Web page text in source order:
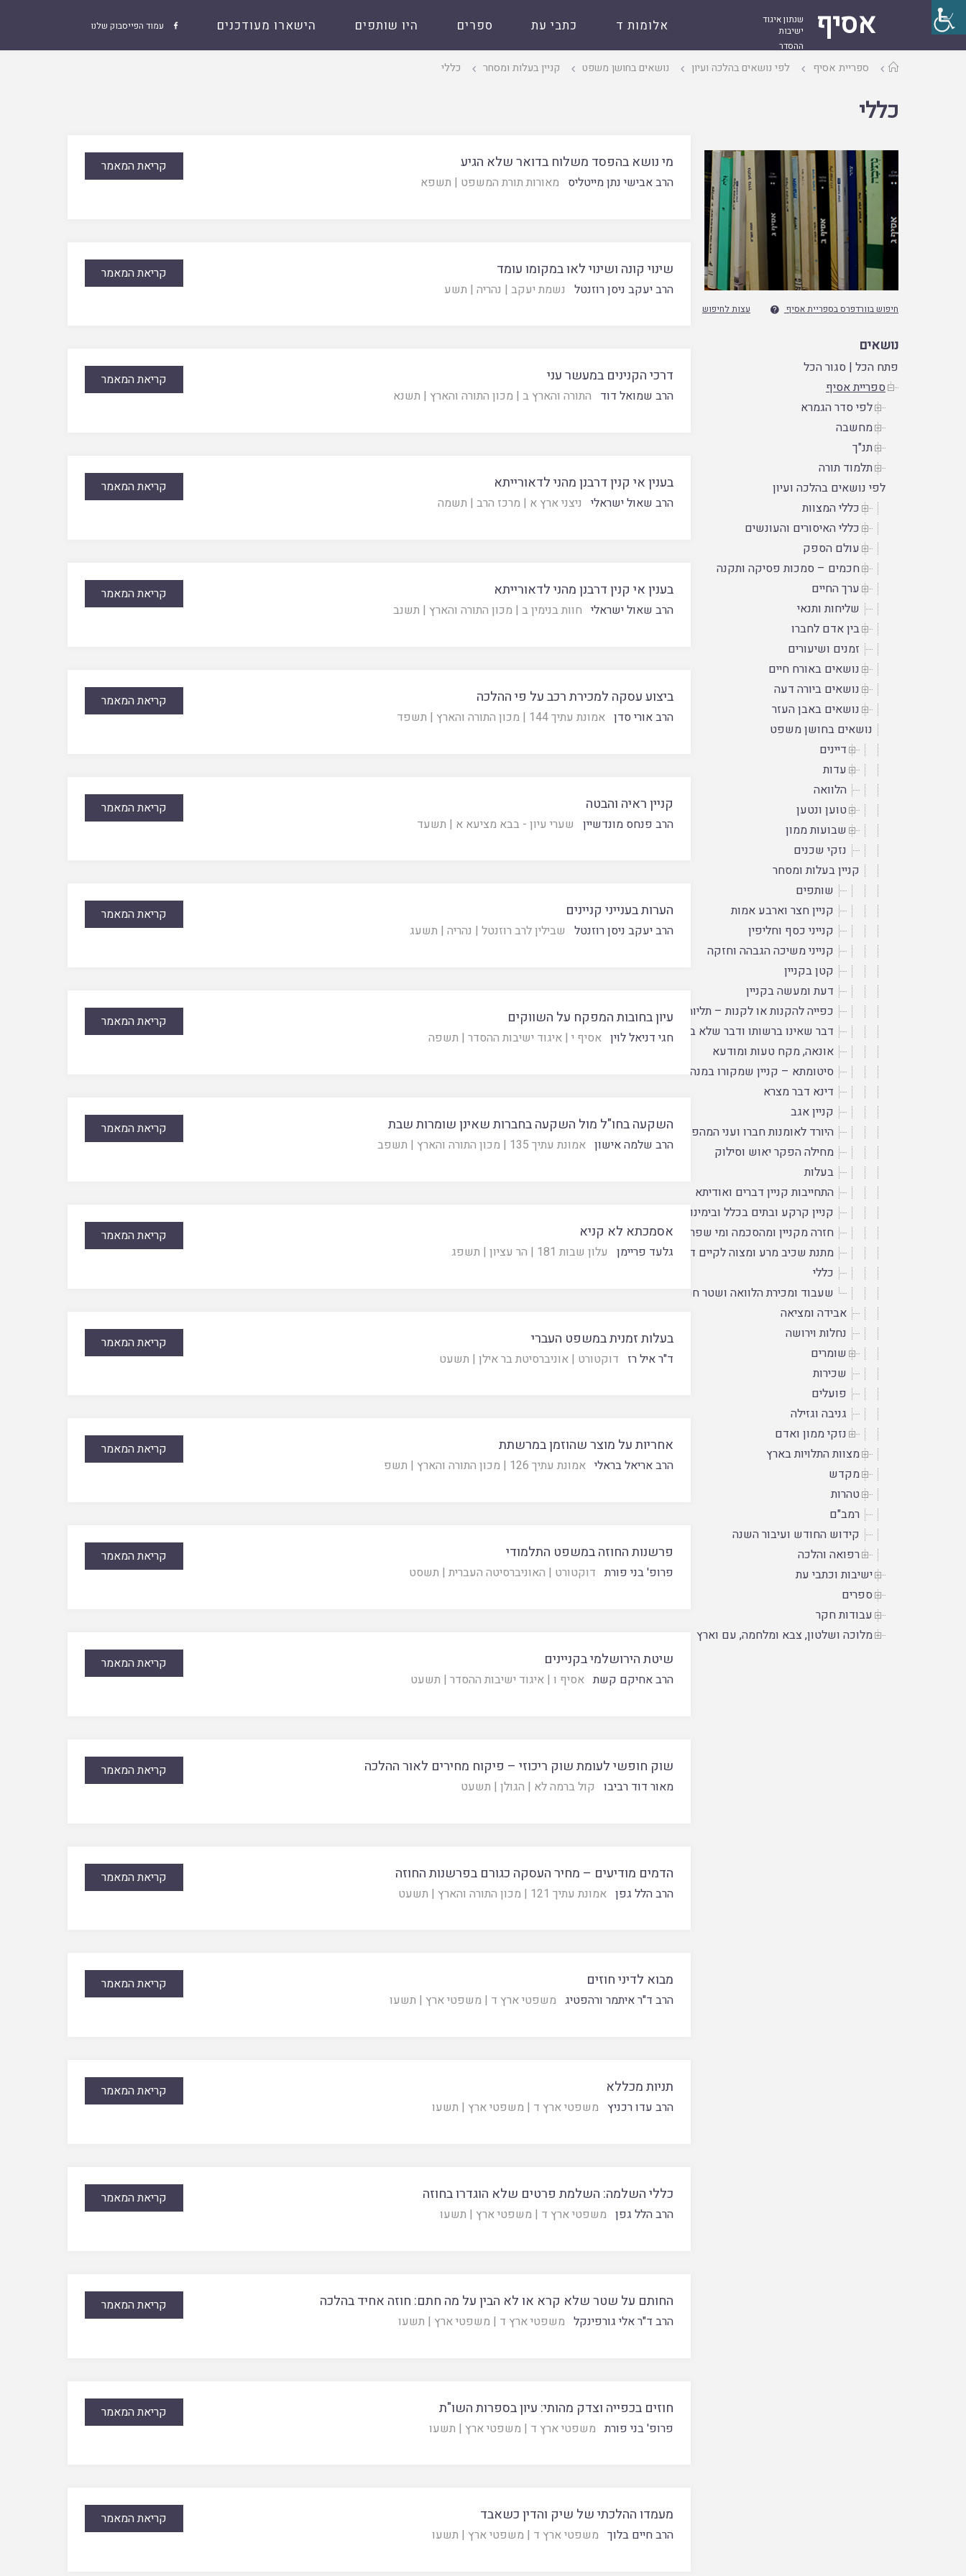
אסיף
שנתון איגוד
ישיבות
ההסדר
 עמוד הפייסבוק שלנו אלומות ד כתבי עת ספרים היו שותפים הישארו מעודכנים
עמודספריית אסיף לפי נושאים בהלכה ועיון נושאים בחושן משפט קניין בעלות ומסחר כללי
כללי
חיפוש בוורדפרס בספריית אסיף  עצות לחיפוש
נושאים
פתח הכל |סגור הכל
ספריית אסיף
לפי סדר הגמרא
מחשבה
תנ"ך
תלמוד תורה
לפי נושאים בהלכה ועיון
כללי המצוות
כללי האיסורים והעונשים
עולם הספק
חכמים – סמכות פסיקה ותקנה
ערך החיים
שליחות ותנאי
בין אדם לחברו
זמנים ושיעורים
נושאים באורח חיים
נושאים ביורה דעה
נושאים באבן העזר
נושאים בחושן משפט
דיינים
עדות
הלוואה
טוען ונטען
שבועות ממון
נזקי שכנים
קניין בעלות ומסחר
שותפים
קניין חצר וארבע אמות
קנייני כסף וחליפין
קנייני משיכה הגבהה וחזקה
קטן בקניין
דעת ומעשה בקניין
כפייה להקנות או לקנות – תליוהו וזבין
דבר שאינו ברשותו ודבר שלא בא לעולם
אונאה, מקח טעות ומודעא
סיטומתא – קניין שמקורו במנהג הסוחרים
דינא דבר מצרא
קניין אגב
היורד לאומנות חברו ועני המהפך בחררה
מחילה הפקר יאוש וסילוק
בעלות
התחייבות קניין דברים ואודיתא
קניין קרקע ובתים בכלל ובימינו
חזרה מקניין ומהסכמה ומי שפרע
מתנת שכיב מרע ומצוה לקיים דברי המת
כללי
שעבוד ומכירת הלוואה ושטר חוב
אבידה ומציאה
נחלות וירושה
שומרים
שכירות
פועלים
גניבה וגזילה
נזקי ממון ואדם
מצוות התלויות בארץ
מקדש
טהרות
רמב"ם
קידוש החודש ועיבור השנה
רפואה והלכה
ישיבות וכתבי עת
ספרים
עבודות חקר
מלוכה ושלטון, צבא ומלחמה, עם וארץ
מי נושא בהפסד משלוח בדואר שלא הגיע
הרב אבישי נתן מייטליס מאורות תורת המשפט | תשפא
קריאת המאמר
שינוי קונה ושינוי לאו במקומו עומד
הרב יעקב ניסן רוזנטל נשמת יעקב | נהריה | תשע
קריאת המאמר
דרכי הקנינים במעשר עני
הרב שמואל דוד התורה והארץ ב | מכון התורה והארץ | תשנא
קריאת המאמר
בענין אי קנין דרבנן מהני לדאורייתא
הרב שאול ישראלי ניצני ארץ א | מרכז הרב | תשמה
קריאת המאמר
בענין אי קנין דרבנן מהני לדאורייתא
הרב שאול ישראלי חוות בנימין ב | מכון התורה והארץ | תשנב
קריאת המאמר
ביצוע עסקה למכירת רכב על פי ההלכה
הרב אורי סדן אמונת עתיך 144 | מכון התורה והארץ | תשפד
קריאת המאמר
קניין ראיה והבטה
הרב פנחס מונדשיין שערי עיון - בבא מציעא א | תשעד
קריאת המאמר
הערות בענייני קניינים
הרב יעקב ניסן רוזנטל שבילין לרב רוזנטל | נהריה | תשעג
קריאת המאמר
עיון בחובות המפקח על השווקים
חגי דניאל לוין אסיף י |איגוד ישיבות ההסדר | תשפה
קריאת המאמר
השקעה בחו"ל מול השקעה בחברות שאינן שומרות שבת
הרב שלמה אישון אמונת עתיך 135 | מכון התורה והארץ | תשפב
קריאת המאמר
אסמכתא לא קניא
גלעד פריימן עלון שבות 181 | הר עציון | תשפג
קריאת המאמר
בעלות זמנית במשפט העברי
ד"ר איל רז דוקטורט |אוניברסיטת בר אילן | תשעט
קריאת המאמר
אחריות על מוצר שהוזמן במרשתת
הרב אריאל בראלי אמונת עתיך 126 | מכון התורה והארץ | תשפ
קריאת המאמר
פרשנות החוזה במשפט התלמודי
פרופ' בני פורת דוקטורט | האוניברסיטה העברית | תשסט
קריאת המאמר
שיטת הירושלמי בקניינים
הרב אחיקם קשת אסיף ו |איגוד ישיבות ההסדר | תשעט
קריאת המאמר
שוק חופשי לעומת שוק ריכוזי – פיקוח מחירים לאור ההלכה
מאור דוד רביבו קול ברמה לא | הגולן | תשעט
קריאת המאמר
הדמים מודיעים – מחיר העסקה כגורם בפרשנות החוזה
הרב הלל גפן אמונת עתיך 121 | מכון התורה והארץ | תשעט
קריאת המאמר
מבוא לדיני חוזים
הרב ד"ר איתמר ורהפטיג משפטי ארץ ד | משפטי ארץ | תשעו
קריאת המאמר
תניות מכללא
הרב עדו רכניץ משפטי ארץ ד | משפטי ארץ | תשעו
קריאת המאמר
כללי השלמה: השלמת פרטים שלא הוגדרו בחוזה
הרב הלל גפן משפטי ארץ ד | משפטי ארץ | תשעו
קריאת המאמר
החותם על שטר שלא קרא או לא הבין על מה חתם: חוזה אחיד בהלכה
הרב ד"ר אלי גורפינקל משפטי ארץ ד | משפטי ארץ | תשעו
קריאת המאמר
חוזים בכפייה וצדק מהותי: עיון בספרות השו"ת
פרופ' בני פורת משפטי ארץ ד | משפטי ארץ | תשעו
קריאת המאמר
מעמדו ההלכתי של שיק והדין כשאבד
הרב חיים בלוך משפטי ארץ ד | משפטי ארץ | תשעו
קריאת המאמר